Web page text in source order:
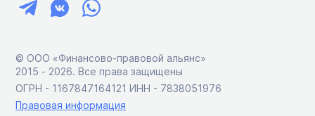
© ООО «Финансово-правовой альянс»
2015 ‑ 2026. Все права защищены
ОГРН - 1167847164121 ИНН - 7838051976
Правовая информация